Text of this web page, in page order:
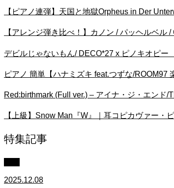
【ピアノ連弾】天国と地獄Orpheus in Der
【アレンジ弾き比べ！】カノン / パッヘルベ
デビルじゃないもん/ DECO*27 x ピノキオピ
ピアノ 簡単【ハナミズキ feat.つずな/
Red:birthmark (Full ver.) – アイナ・ジ・エンド
【上級】Snow Man『W』｜耳コピカヴァー・
特集記事
2025.12.08